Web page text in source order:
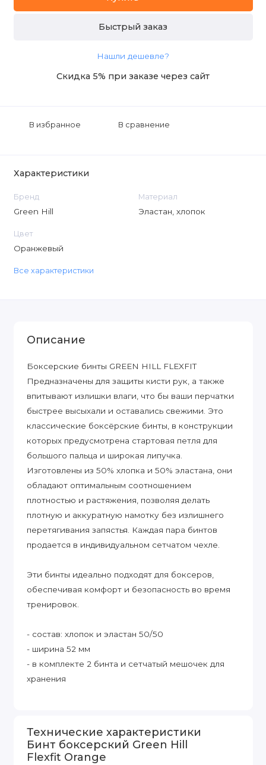
Быстрый заказ
Нашли дешевле?
Скидка 5% при заказе через сайт
В избранное В сравнение
Характеристики
Бренд
Green Hill
Материал
Эластан, хлопок
Цвет
Оранжевый
Все характеристики
Описание
Боксерские бинты GREEN HILL FLEXFIT
Предназначены для защиты кисти рук, а также
впитывают излишки влаги, что бы ваши перчатки
быстрее высыхали и оставались свежими. Это
классические боксёрские бинты, в конструкции
которых предусмотрена стартовая петля для
большого пальца и широкая липучка.
Изготовлены из 50% хлопка и 50% эластана, они
обладают оптимальным соотношением
плотностью и растяжения, позволяя делать
плотную и аккуратную намотку без излишнего
перетягивания запястья. Каждая пара бинтов
продается в индивидуальном сетчатом чехле.
Эти бинты идеально подходят для боксеров,
обеспечивая комфорт и безопасность во время
тренировок.
- состав: хлопок и эластан 50/50
- ширина 52 мм
- в комплекте 2 бинта и сетчатый мешочек для
хранения
Технические характеристики
Бинт боксерский Green Hill
Flexfit Orange